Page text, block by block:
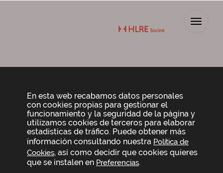
Informes trimestrales
2024
Informe resultados – Primer semestre 2024
En esta web recabamos datos personales
con cookies propias para gestionar el
funcionamiento y la seguridad de la página y
utilizamos cookies de terceros para elaborar
estadísticas de tráfico. Puede obtener más
información consultando nuestra Política de
Cookies, así como decidir que cookies quieres
que se instalen en Preferencias.